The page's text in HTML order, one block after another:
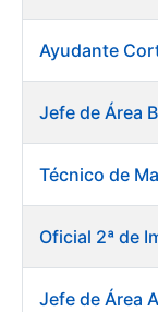
Jefe de Área
Oficial 2ª de